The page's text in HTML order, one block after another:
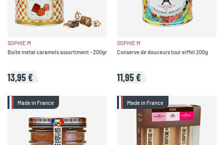
SOPHIE M
Boite métal caramels assortiment - 200gr
13,95 €
SOPHIE M
Conserve de douceurs tour eiffel 200g
11,95 €
Made in France Made in France